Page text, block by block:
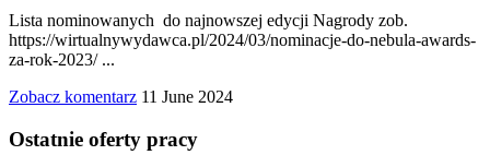
Lista nominowanych do najnowszej edycji Nagrody zob.
https://wirtualnywydawca.pl/2024/03/nominacje-do-nebula-awards-
za-rok-2023/ ...
Zobacz komentarz 11 June 2024
Ostatnie oferty pracy